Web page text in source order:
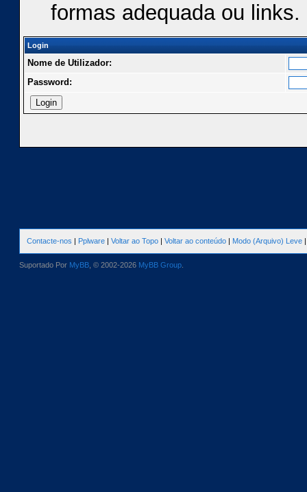
formas adequada ou links.
Login
Nome de Utilizador:
Password:
Contacte-nos | Pplware | Voltar ao Topo | Voltar ao conteúdo | Modo (Arquivo) Leve
Suportado Por MyBB , © 2002-2026 MyBB Group